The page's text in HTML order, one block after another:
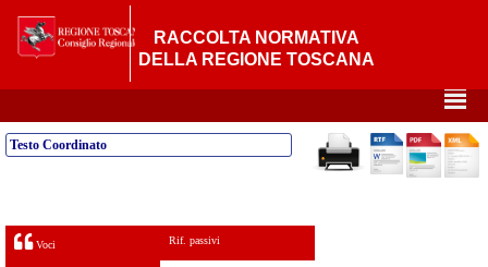
RACCOLTA NORMATIVA
DELLA REGIONE TOSCANA
²
Testo Coordinato
Voci Rif. passivi